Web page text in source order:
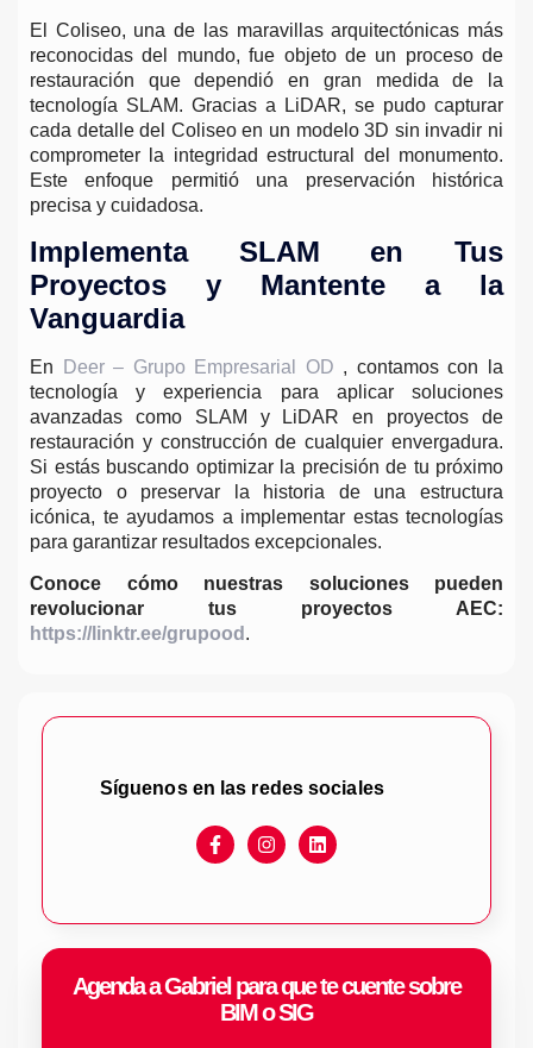
El Coliseo, una de las maravillas arquitectónicas más
reconocidas del mundo, fue objeto de un proceso de
restauración que dependió en gran medida de la
tecnología SLAM. Gracias a LiDAR, se pudo capturar
cada detalle del Coliseo en un modelo 3D sin invadir ni
comprometer la integridad estructural del monumento.
Este enfoque permitió una preservación histórica
precisa y cuidadosa.
Implementa SLAM en Tus
Proyectos y Mantente a la
Vanguardia
En Deer – Grupo Empresarial OD , contamos con la
tecnología y experiencia para aplicar soluciones
avanzadas como SLAM y LiDAR en proyectos de
restauración y construcción de cualquier envergadura.
Si estás buscando optimizar la precisión de tu próximo
proyecto o preservar la historia de una estructura
icónica, te ayudamos a implementar estas tecnologías
para garantizar resultados excepcionales.
Conoce cómo nuestras soluciones pueden
revolucionar tus proyectos AEC:
https://linktr.ee/grupood .
Síguenos en las redes sociales
Agenda a Gabriel para que te cuente sobre
BIM o SIG